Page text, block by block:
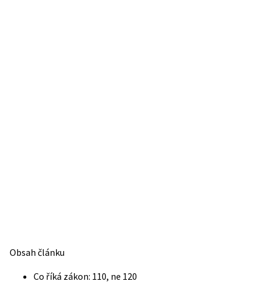
Obsah článku
Co říká zákon: 110, ne 120